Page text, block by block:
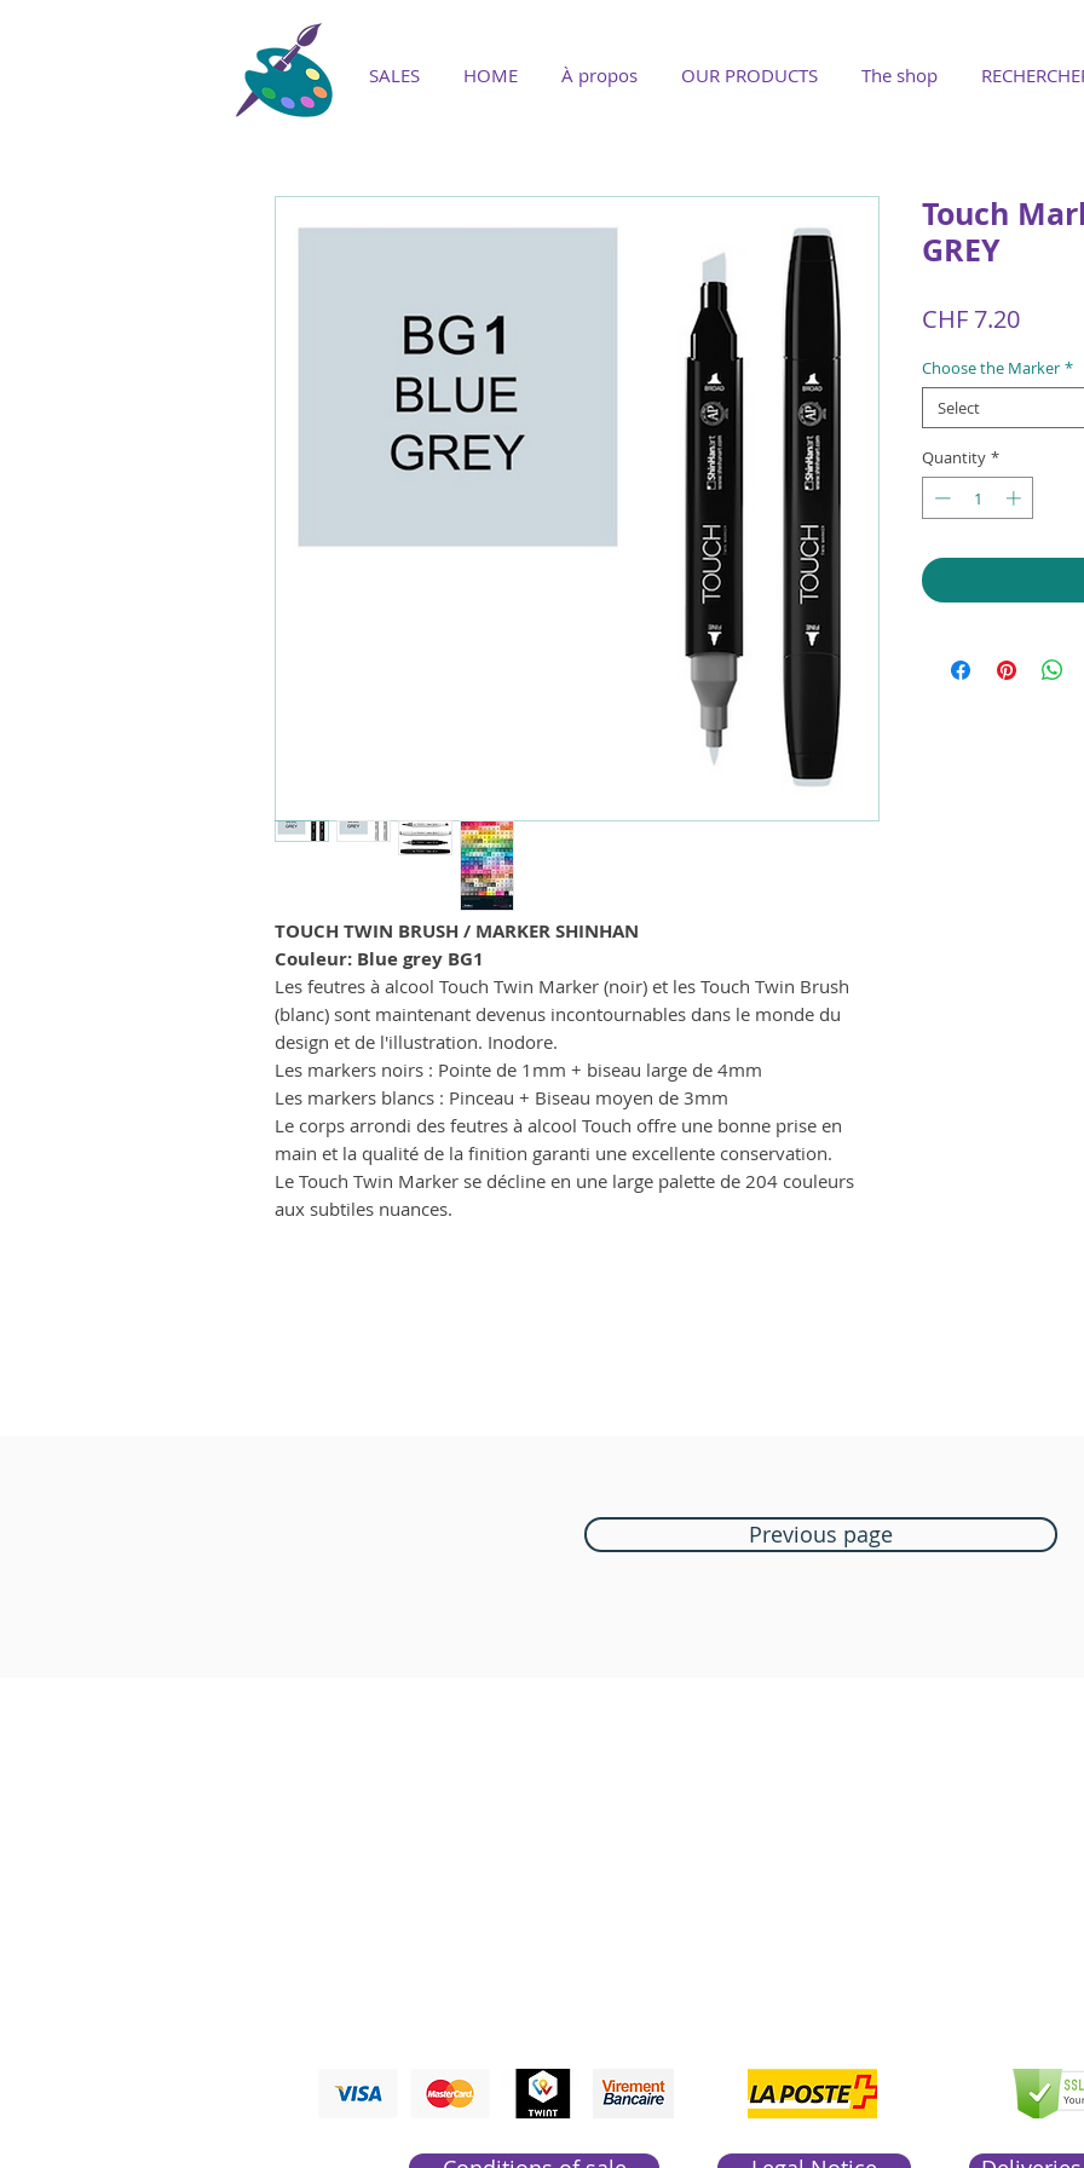
SALES HOME À propos OUR PRODUCTS The shop
TOUCH TWIN BRUSH / MARKER SHINHAN
Couleur: Blue grey BG1
Les feutres à alcool Touch Twin Marker (noir) et les Touch Twin Brush
(blanc) sont maintenant devenus incontournables dans le monde du
design et de l'illustration. Inodore.
Les markers noirs : Pointe de 1mm + biseau large de 4mm
Les markers blancs : Pinceau + Biseau moyen de 3mm
Le corps arrondi des feutres à alcool Touch offre une bonne prise en
main et la qualité de la finition garanti une excellente conservation.
Le Touch Twin Marker se décline en une large palette de 204 couleurs
aux subtiles nuances.
Touch
GREY
CHF 7.20Price
Choose the Marker *
Select
Quantity *
Previous page